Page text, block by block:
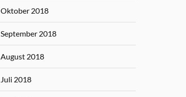
Oktober 2018
September 2018
August 2018
Juli 2018